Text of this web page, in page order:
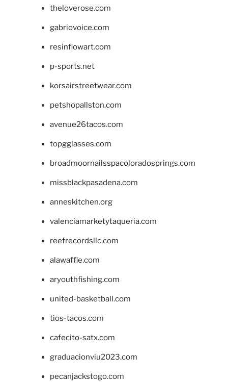
theloverose.com
gabriovoice.com
resinflowart.com
p-sports.net
korsairstreetwear.com
petshopallston.com
avenue26tacos.com
topgglasses.com
broadmoornailsspacoloradosprings.com
missblackpasadena.com
anneskitchen.org
valenciamarketytaqueria.com
reefrecordsllc.com
alawaffle.com
aryouthfishing.com
united-basketball.com
tios-tacos.com
cafecito-satx.com
graduacionviu2023.com
pecanjackstogo.com